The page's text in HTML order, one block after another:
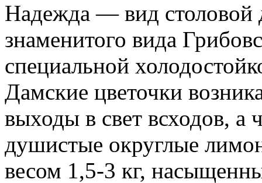
Надежда — вид столовой
знаменитого вида
специальной
Дамские цветочки
выходы в свет всходов, а
душистые округлые
весом 1,5-3 кг,